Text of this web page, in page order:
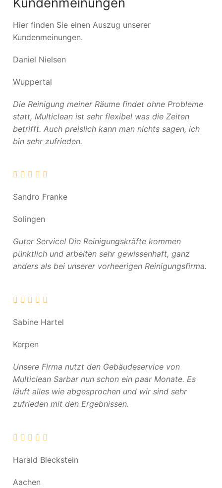
Hier finden Sie einen Auszug unserer
Kundenmeinungen.
Daniel Nielsen
Wuppertal
Die Reinigung meiner Räume findet ohne Probleme
statt, Multiclean ist sehr flexibel was die Zeiten
betrifft. Auch preislich kann man nichts sagen, ich
bin sehr zufrieden.
Sandro Franke
Solingen
Guter Service! Die Reinigungskräfte kommen
pünktlich und arbeiten sehr gewissenhaft, ganz
anders als bei unserer vorheerigen Reinigungsfirma.
Sabine Hartel
Kerpen
Unsere Firma nutzt den Gebäudeservice von
Multiclean Sarbar nun schon ein paar Monate. Es
läuft alles wie abgesprochen und wir sind sehr
zufrieden mit den Ergebnissen.
Harald Bleckstein
Aachen